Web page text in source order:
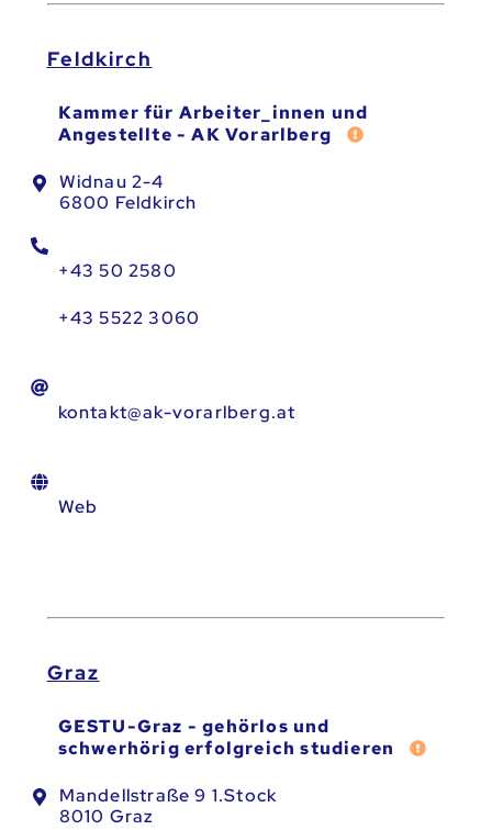
Feldkirch
Kammer für Arbeiter_innen und
Angestellte - AK Vorarlberg
Fehler melden
Widnau 2-4
6800 Feldkirch
+43 50 2580
+43 5522 3060
kontakt@ak-vorarlberg.at
Web
Graz
GESTU-Graz - gehörlos und
schwerhörig erfolgreich studieren
Fehler
Mandellstraße 9 1.Stock
8010 Graz